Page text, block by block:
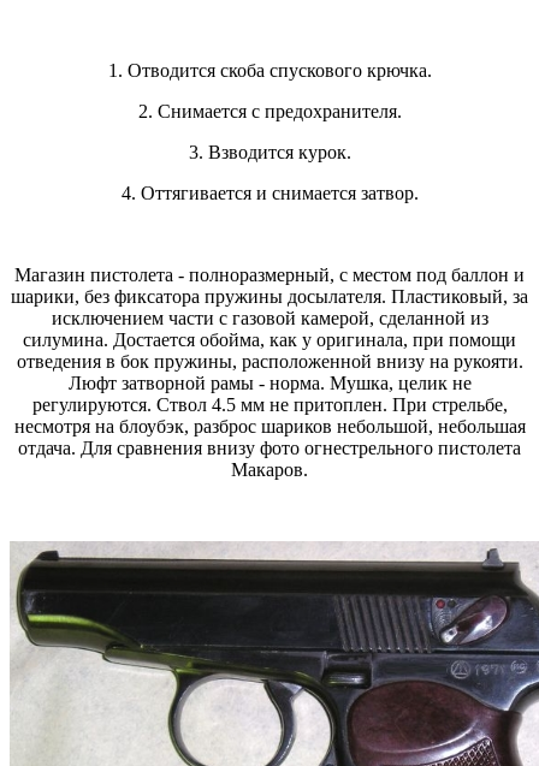
1. Отводится скоба спускового крючка.
2. Снимается с предохранителя.
3. Взводится курок.
4. Оттягивается и снимается затвор.
Магазин пистолета - полноразмерный, с местом под баллон и
шарики, без фиксатора пружины досылателя. Пластиковый, за
исключением части с газовой камерой, сделанной из
силумина. Достается обойма, как у оригинала, при помощи
отведения в бок пружины, расположенной внизу на рукояти.
Люфт затворной рамы - норма. Мушка, целик не
регулируются. Ствол 4.5 мм не притоплен. При стрельбе,
несмотря на блоубэк, разброс шариков небольшой, небольшая
отдача. Для сравнения внизу фото огнестрельного пистолета
Макаров.